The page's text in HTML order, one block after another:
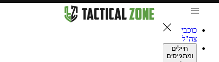
כוכבי
צה"ל
חיילים
ומתגייסים